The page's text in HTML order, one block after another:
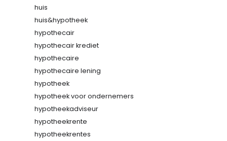
huis
huis&hypotheek
hypothecair
hypothecair krediet
hypothecaire
hypothecaire lening
hypotheek
hypotheek voor ondernemers
hypotheekadviseur
hypotheekrente
hypotheekrentes